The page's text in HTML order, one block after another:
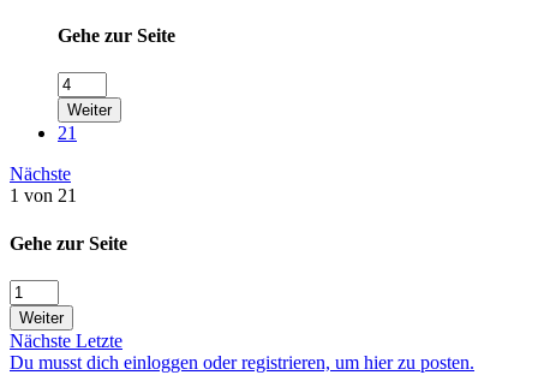
Gehe zur Seite
Weiter
21
Nächste
1 von 21
Gehe zur Seite
Weiter
Nächste Letzte
Du musst dich einloggen oder registrieren, um hier zu posten.